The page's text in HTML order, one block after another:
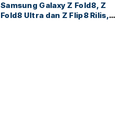
Samsung Galaxy Z Fold8, Z
Fold8 Ultra dan Z Flip8 Rilis,